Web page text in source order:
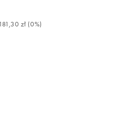
cena od 30 dni 181,30 zł (0%). Było
zł (0%)